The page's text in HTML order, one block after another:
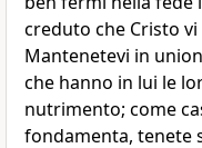
creduto che Cristo
Mantenetevi in
che hanno in lui le
nutrimento; come
fondamenta, tenete